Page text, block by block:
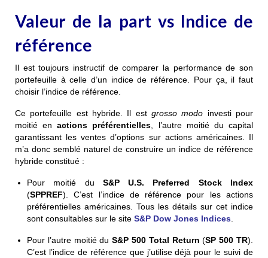
Valeur de la part vs Indice de
référence
Il est toujours instructif de comparer la performance de son
portefeuille à celle d’un indice de référence. Pour ça, il faut
choisir l’indice de référence.
Ce portefeuille est hybride. Il estgrosso modo investi pour
moitié enactions préférentielles, l’autre moitié du capital
garantissant les ventes d’options sur actions américaines. Il
m’a donc semblé naturel de construire un indice de référence
hybride constitué :
Pour moitié du S&P U.S. Preferred Stock Index
(SPPREF). C’est l’indice de référence pour les actions
préférentielles américaines. Tous les détails sur cet indice
sont consultables sur le site S&P Dow Jones Indices.
Pour l’autre moitié duS&P 500 Total Return (SP 500 TR).
C’est l’indice de référence que j’utilise déjà pour le suivi de